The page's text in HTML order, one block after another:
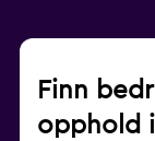
Finn
opphold